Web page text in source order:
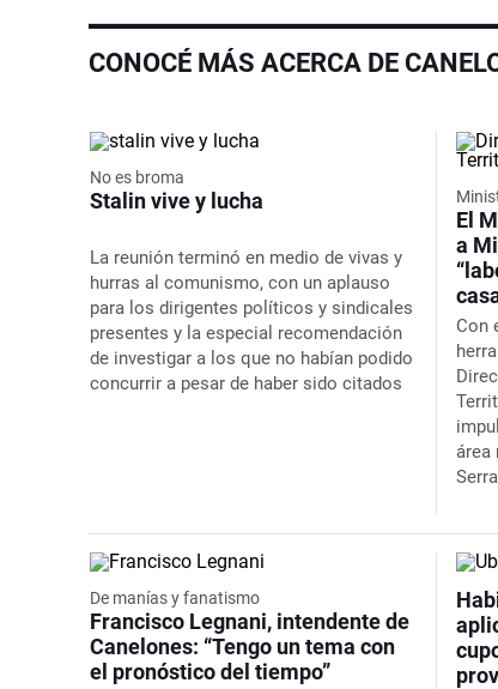
CONOCÉ MÁS ACERCA DE
No es broma
Stalin vive y lucha
La reunión terminó en medio de vivas y
hurras al comunismo, con un aplauso
para los dirigentes políticos y sindicales
presentes y la especial recomendación
de investigar a los que no habían podido
concurrir a pesar de haber sido citados
El
a
Con
área
De manías y fanatismo
Francisco Legnani, intendente de
Canelones: “Tengo un tema con
el pronóstico del tiempo”